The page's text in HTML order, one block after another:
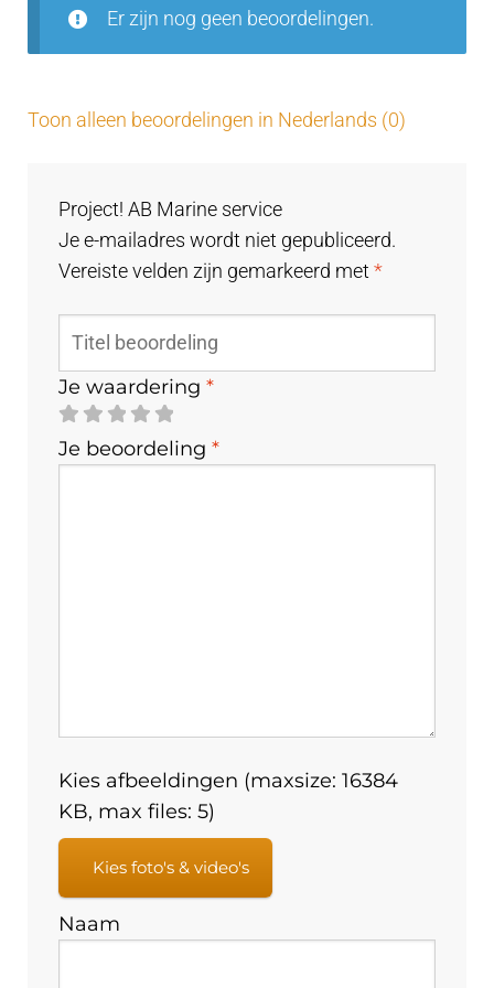
Er zijn nog geen beoordelingen.
Toon alleen beoordelingen in Nederlands (0)
Project! AB Marine service
Je e-mailadres wordt niet gepubliceerd.
Vereiste velden zijn gemarkeerd met*
Je waardering*
Je beoordeling*
Kies afbeeldingen (maxsize: 16384
KB, max files: 5)
Kies foto's & video's
Naam